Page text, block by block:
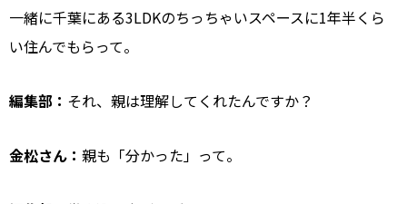
一緒に千葉にある3LDKのちっちゃいスペースに1年半くら
い住んでもらって。
編集部： それ、親は理解してくれたんですか？
金松さん： 親も「分かった」って。